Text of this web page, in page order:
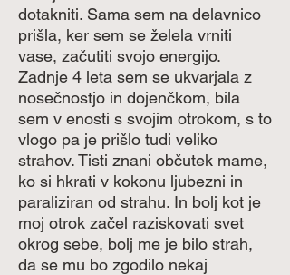
dotakniti. Sama sem na delavnico
prišla, ker sem se želela vrniti
vase, začutiti svojo energijo.
Zadnje 4 leta sem se ukvarjala z
nosečnostjo in dojenčkom, bila
sem v enosti s svojim otrokom, s to
vlogo pa je prišlo tudi veliko
strahov. Tisti znani občutek mame,
ko si hkrati v kokonu ljubezni in
paraliziran od strahu. In bolj kot je
moj otrok začel raziskovati svet
okrog sebe, bolj me je bilo strah,
da se mu bo zgodilo nekaj